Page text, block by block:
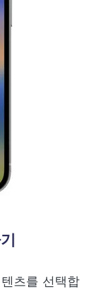
츠를 선택합